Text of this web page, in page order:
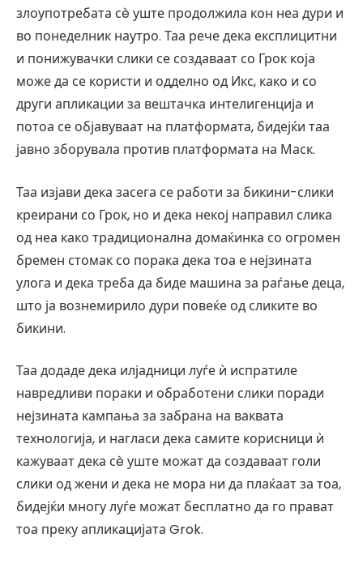
злоупотребата сè уште продолжила кон неа дури и
во понеделник наутро. Таа рече дека експлицитни
и понижувачки слики се создаваат со Грок која
може да се користи и одделно од Икс, како и со
други апликации за вештачка интелигенција и
потоа се објавуваат на платформата, бидејќи таа
јавно зборувала против платформата на Маск.
Таа изјави дека засега се работи за бикини-слики
креирани со Грок, но и дека некој направил слика
од неа како традиционална домаќинка со огромен
бремен стомак со порака дека тоа е нејзината
улога и дека треба да биде машина за раѓање деца,
што ја вознемирило дури повеќе од сликите во
бикини.
Таа додаде дека илјадници луѓе ѝ испратиле
навредливи пораки и обработени слики поради
нејзината кампања за забрана на ваквата
технологија, и нагласи дека самите корисници ѝ
кажуваат дека сè уште можат да создаваат голи
слики од жени и дека не мора ни да плаќаат за тоа,
бидејќи многу луѓе можат бесплатно да го прават
тоа преку апликацијата Grok.